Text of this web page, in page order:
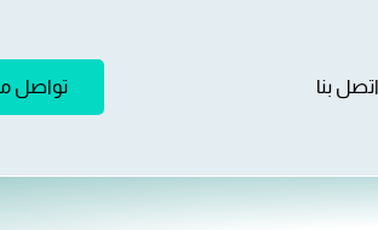
اتصل بنا تواصل